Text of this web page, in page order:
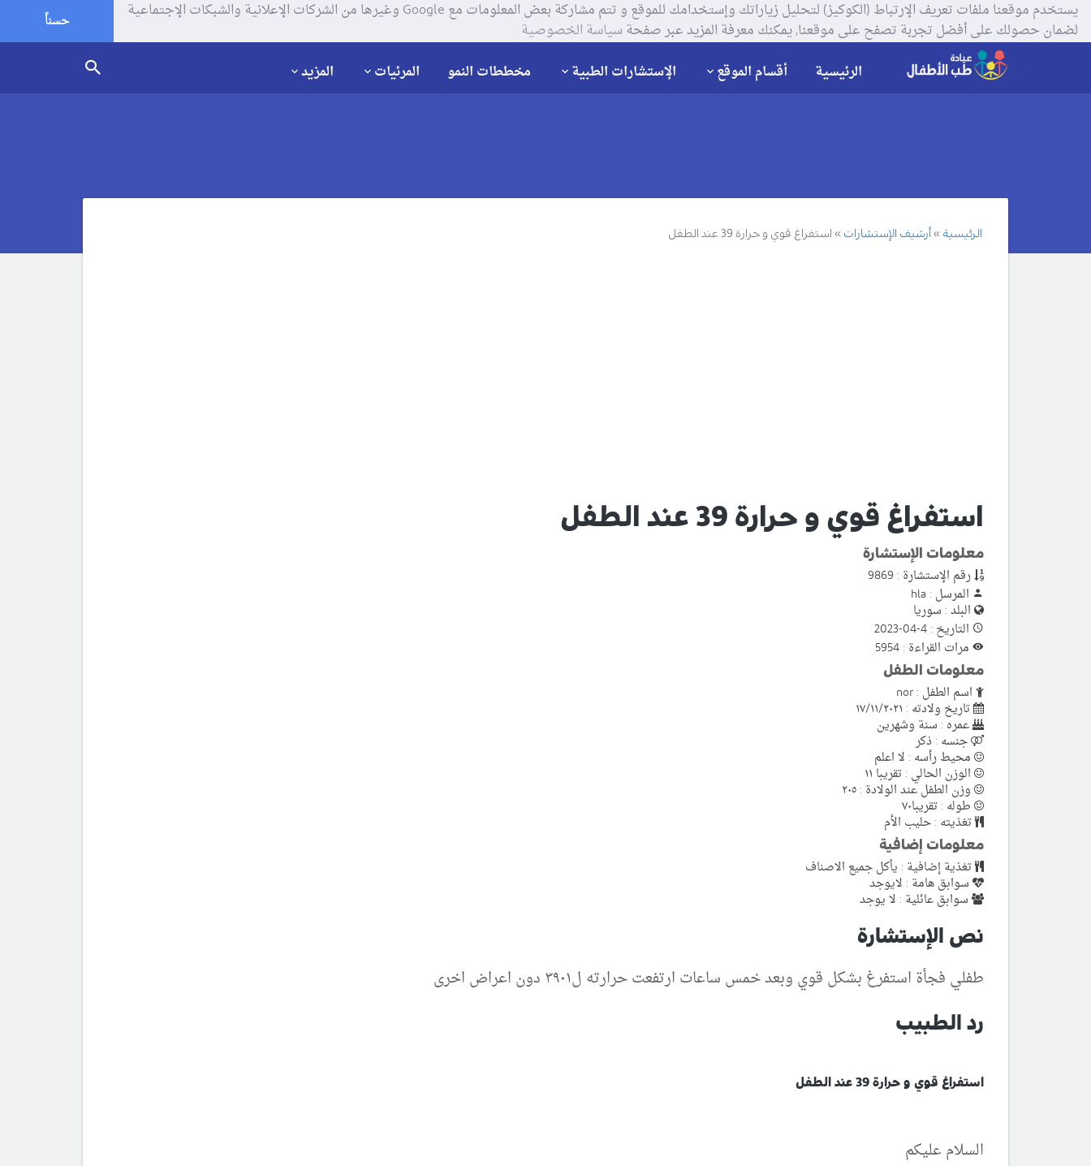
يستخدم موقعنا ملفات تعريف الإرتباط (الكوكيز) لتحليل زياراتك وإستخدامك للموقع و تتم مشاركة بعض المعلومات مع Google وغيرها من الشركات الإعلانية والشبكات الإجتماعية
لضمان حصولك على أفضل تجربة تصفح على موقعنا, يمكنك معرفة المزيد عبر صفحةسياسة الخصوصية حسناً
الرئيسية أقسام الموقع الإستشارات الطبية مخططات النمو المرئيات المزيد
الرئيسية أرشيف الإستشارات استفراغ قوي و حرارة 39 عند الطفل
استفراغ قوي و حرارة 39 عند الطفل
معلومات الإستشارة
رقم الإستشارة : 9869
المرسل : hla
البلد : سوريا
التاريخ : 4-04-2023
مرات القراءة : 5954
معلومات الطفل
اسم الطفل : nor
تاريخ ولادته : ١٧/١١/٢٠٢١
عمره : سنة وشهرين
جنسه : ذكر
محيط رأسه : لا اعلم
الوزن الحالي : تقريبا ١١
وزن الطفل عند الولادة : ٢٠٥
طوله : تقريبا٧٠
تغذيته : حليب الأم
معلومات إضافية
تغذية إضافية : يأكل جميع الاصناف
سوابق هامة : لايوجد
سوابق عائلية : لا يوجد
نص الإستشارة
طفلي فجأة استفرغ بشكل قوي وبعد خمس ساعات ارتفعت حرارته ل٣٩٠١ دون اعراض اخرى
رد الطبيب
استفراغ قوي و حرارة 39 عند الطفل
السلام عليكم